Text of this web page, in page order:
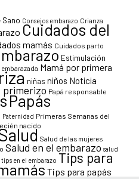
Sano Consejos embarazo Crianza
Cuidados del
mamás Cuidados parto
Estimulación
embarazada Mamá por primera
niñas niños Noticia
primerizo Papá responsable
Papás
Paternidad Primeras Semanas del
nacido
Salud de las mujeres
Salud en el embarazo salud
tips en el embarazo Tips para
Tips para papás